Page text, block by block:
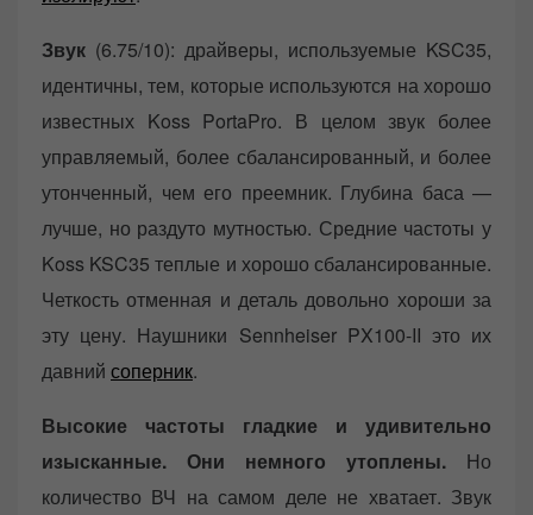
Звук (6.75/10): драйверы, используемые KSC35,
идентичны, тем, которые используются на хорошо
известных Koss PortaPro. В целом звук более
управляемый, более сбалансированный, и более
утонченный, чем его преемник. Глубина баса —
лучше, но раздуто мутностью. Средние частоты у
Koss KSC35 теплые и хорошо сбалансированные.
Четкость отменная и деталь довольно хороши за
эту цену. Наушники Sennheiser PX100-II это их
давний соперник.
Высокие частоты гладкие и удивительно
изысканные. Они немного утоплены. Но
количество ВЧ на самом деле не хватает. Звук